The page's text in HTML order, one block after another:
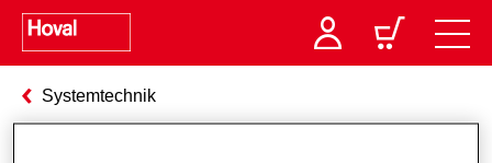
Systemtechnik